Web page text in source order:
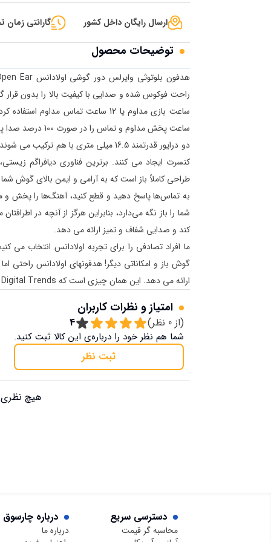
ارسال رایگان داخل کشور گارانتی زمان
توضیحات محصول
ساعت پخش مداوم و تماس را در صورت 100 درصد صدا پشتیبانی می‌کند. زمان پخش واقعی بسته به استفاده و محیط متفاوت است.
دو درایور قدرتمند 16.5 میلی متری با
طراحی کاملاً باز است که به آرامی و ایمن بالای گوش
به تماس‌ها پاسخ دهید و قطع کنید، آهنگ‌ها را پخش و
کند و صدایی شفاف و تمیز ارائه می دهد.
ما افراد تصادفی را برای تجربه اولادانس انتخاب می
گوش باز و امکاناتی دیگر! هدفونهای اولادانس
ارائه می دهد. این همان چیزی است که Digital Trends این هدفون باز باورنکردنی را توصیف می کند.
امتیاز و نظرات کاربران
(از0 نظر) 4
شما هم نظر خود را درباره‌ی این کالا ثبت کنید.
ثبت نظر
هیچ نظری
دسترسی سریع
محاسبه گر قیمت
درباره چارسوق
درباره ما